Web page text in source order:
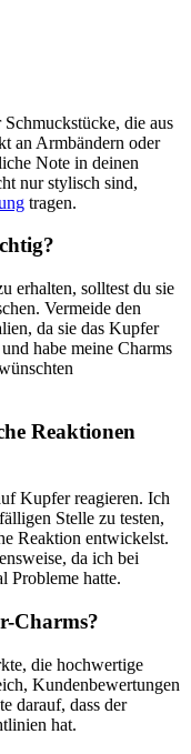
die aus‍
an ​Armbändern oder
Note in⁣ deinen
nur stylisch sind,
tragen.
erhalten, solltest du sie
⁤Vermeide den
da sie das Kupfer
habe‌ meine ⁢Charms⁣
Reaktionen
Kupfer reagieren. Ich
Stelle ‍zu testen,
Reaktion entwickelst.‍
⁤da ich⁤ bei
⁣Probleme hatte.
Charms?
die hochwertige
Kundenbewertungen‌
darauf, dass der
hat.